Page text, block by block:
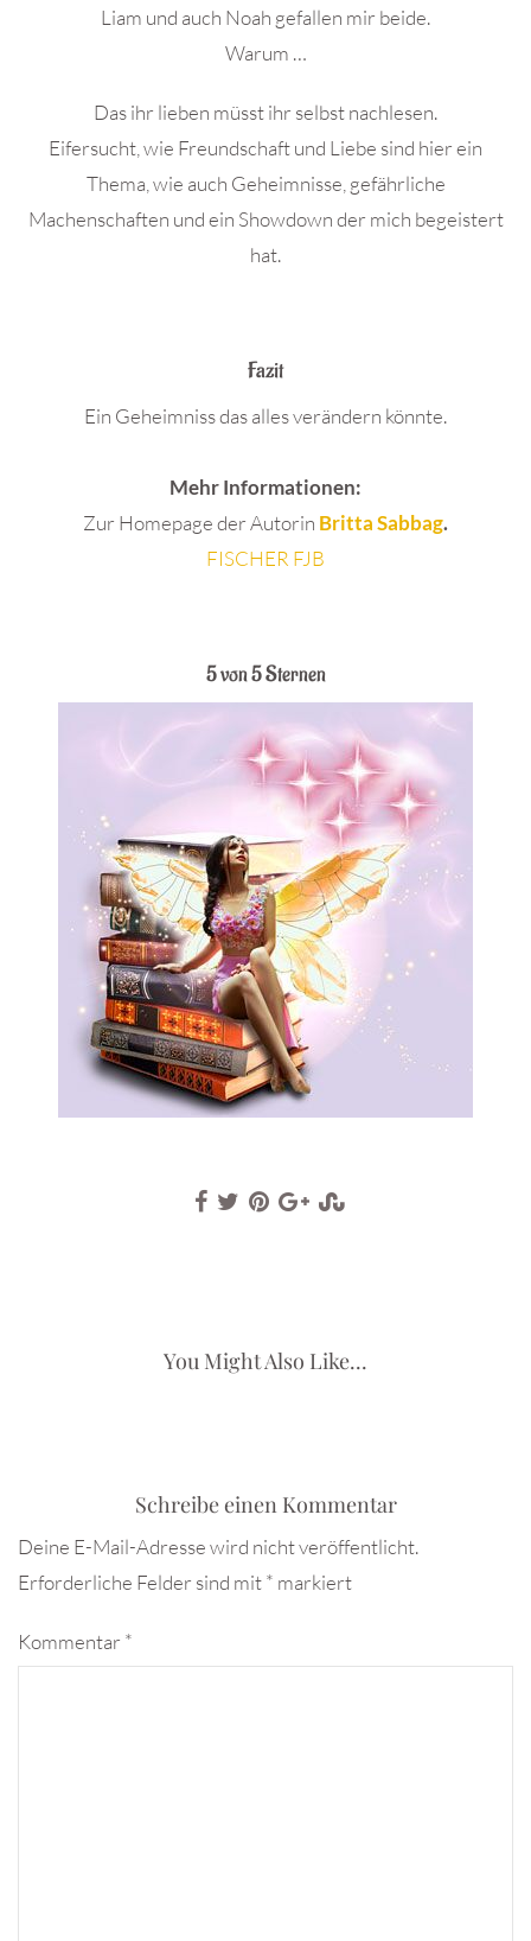
Liam und auch Noah gefallen mir beide.
Warum …
Das ihr lieben müsst ihr selbst nachlesen.
Eifersucht, wie Freundschaft und Liebe sind hier ein
Thema, wie auch Geheimnisse, gefährliche
Machenschaften und ein Showdown der mich begeistert
hat.
Fazit
Ein Geheimniss das alles verändern könnte.
Mehr Informationen:
Zur Homepage der Autorin Britta Sabbag.
FISCHER FJB
5 von 5 Sternen
You Might Also Like...
Schreibe einen Kommentar
Deine E-Mail-Adresse wird nicht veröffentlicht.
Erforderliche Felder sind mit* markiert
Kommentar *